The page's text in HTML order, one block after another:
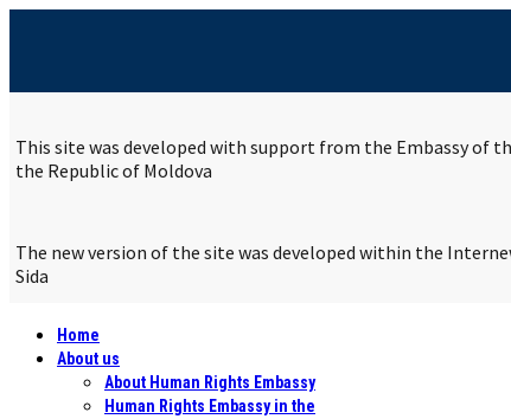
This site was developed with support from the Embassy of
the Republic of Moldova
The new version of the site was developed within the
Sida
Home
About us
About Human Rights Embassy
Human Rights Embassy in the